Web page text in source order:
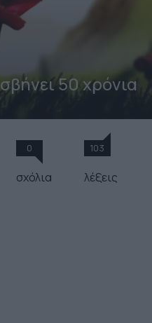
σβήνει 50 χρόνια
0
σχόλια
103
λέξεις